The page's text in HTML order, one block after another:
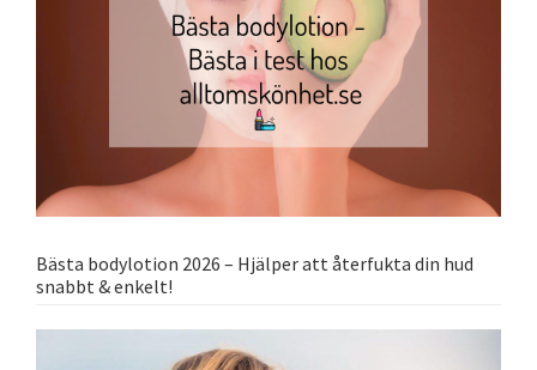
Bästa bodylotion 2026 – Hjälper att återfukta din hud
snabbt & enkelt!